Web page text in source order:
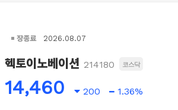
장종료 2026.08.07
헥토이노베이션 214180 코스닥
14,460 200 1.36%